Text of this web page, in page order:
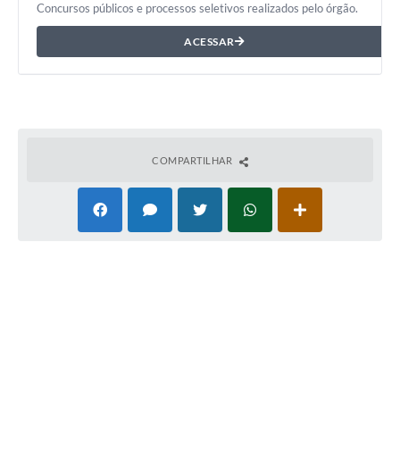
Concursos públicos e processos seletivos realizados pelo órgão.
ACESSAR
COMPARTILHAR